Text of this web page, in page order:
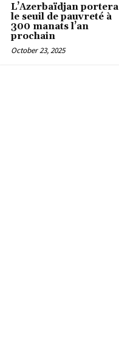
L’Azerbaïdjan portera
le seuil de pauvreté à
300 manats l’an
prochain
October 23, 2025